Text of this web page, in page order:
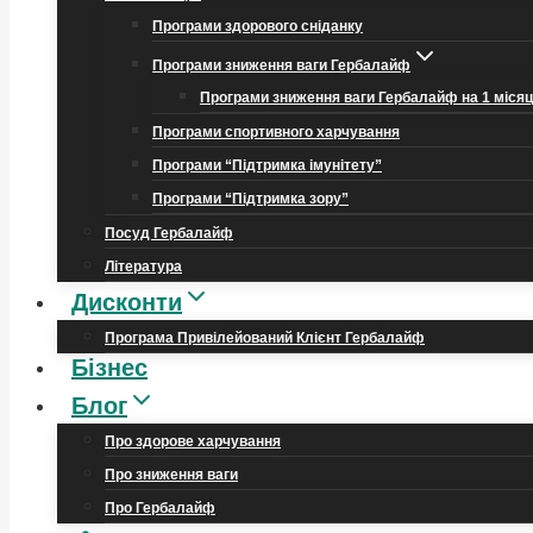
Програми здорового сніданку
Програми зниження ваги Гербалайф
Програми зниження ваги Гербалайф на 1
Програми спортивного харчування
Програми “Підтримка імунітету”
Програми “Підтримка зору”
Посуд Гербалайф
Література
Дисконти
Програма Привілейований Клієнт Гербалайф
Бізнес
Блог
Про здорове харчування
Про зниження ваги
Про Гербалайф